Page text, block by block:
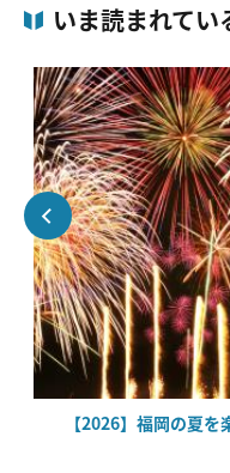
いま読まれてい
【2026】福岡の夏